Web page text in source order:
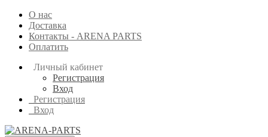
О нас
Доставка
Контакты - ARENA PARTS
Оплатить
Личный кабинет
Регистрация
Вход
Регистрация
Вход